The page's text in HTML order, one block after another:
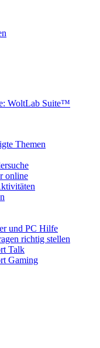
WoltLab Suite™
Themen
online
und PC Hilfe
richtig stellen
Talk
Gaming